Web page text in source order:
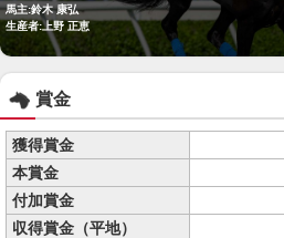
馬主:鈴木 康弘
生産者:上野 正恵
賞金
獲得賞金
本賞金
付加賞金
収得賞金（平地）